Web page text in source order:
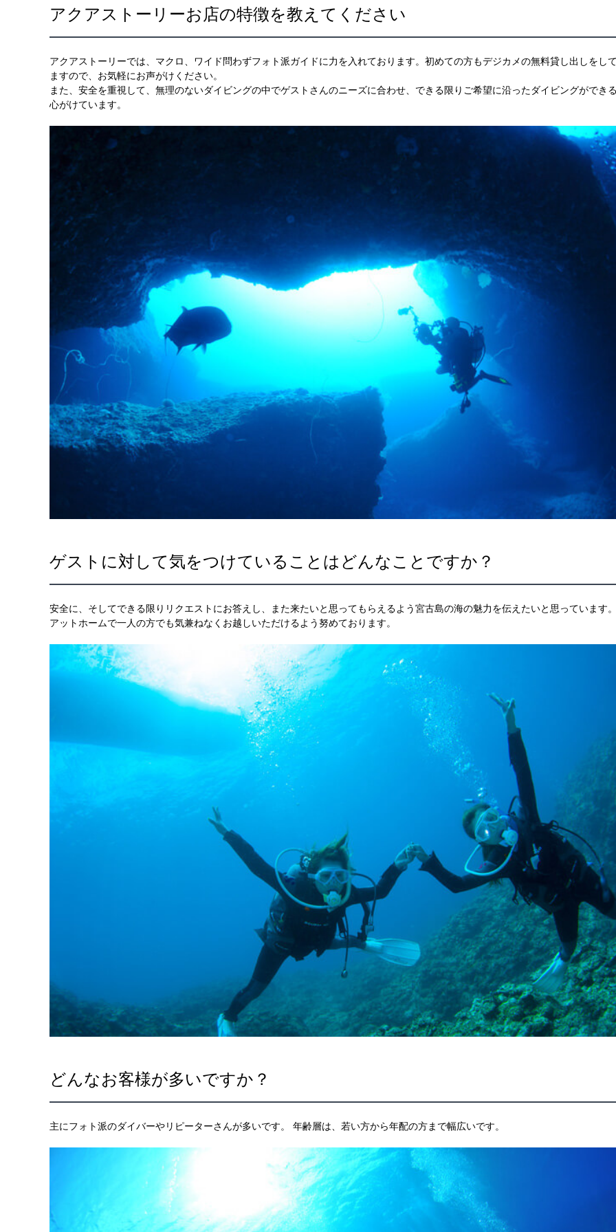
アクアストーリーお店の特徴を教えてください
アクアストーリーでは、マクロ、ワイド問わずフォト派ガイドに力を入れております。初めての方もデジカメの無料貸し出しをし
ますので、お気軽にお声がけください。
また、安全を重視して、無理のないダイビングの中でゲストさんのニーズに合わせ、できる限りご希望に沿ったダイビングができ
心がけています。
ゲストに対して気をつけていることはどんなことですか？
安全に、そしてできる限りリクエストにお答えし、また来たいと思ってもらえるよう宮古島の海の魅力を伝えたいと思っています
アットホームで一人の方でも気兼ねなくお越しいただけるよう努めております。
どんなお客様が多いですか？
主にフォト派のダイバーやリピーターさんが多いです。 年齢層は、若い方から年配の方まで幅広いです。